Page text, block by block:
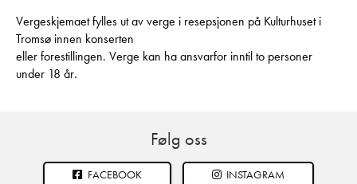
Vergeskjemaet fylles ut av verge i resepsjonen på Kulturhuset i
Tromsø innen konserten
eller forestillingen. Verge kan ha ansvarfor inntil to personer
under 18 år.
Følg oss
FACEBOOK INSTAGRAM